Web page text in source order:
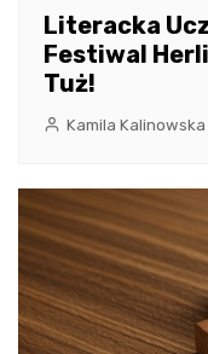
Literacka
Festiwal
Tuż!
Kamila Kalinowska